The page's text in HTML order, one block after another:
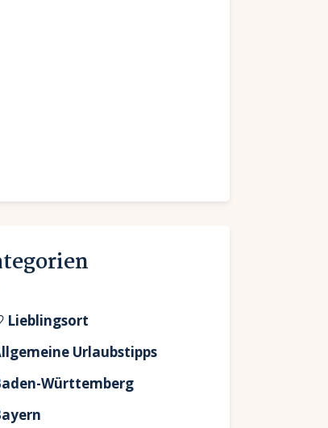
Lieblingsort
Urlaubstipps
Württemberg